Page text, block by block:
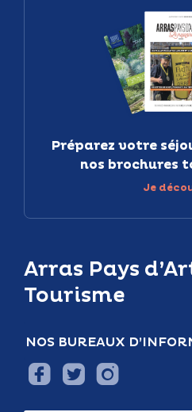
Arras Pays
Tourisme
NOS BUREAUX
Préparez votre
nos brochures
Je